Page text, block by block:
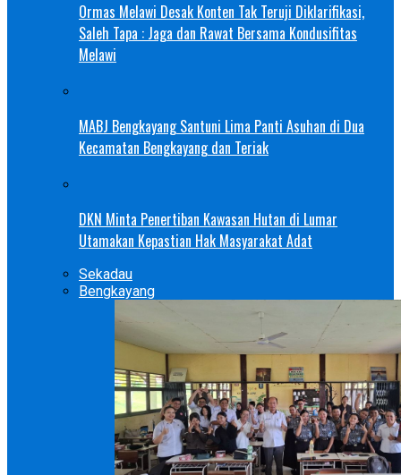
Ormas Melawi Desak Konten Tak Teruji Diklarifikasi,
Saleh Tapa : Jaga dan Rawat Bersama Kondusifitas
Melawi
MABJ Bengkayang Santuni Lima Panti Asuhan di Dua
Kecamatan Bengkayang dan Teriak
DKN Minta Penertiban Kawasan Hutan di Lumar
Utamakan Kepastian Hak Masyarakat Adat
Sekadau
Bengkayang